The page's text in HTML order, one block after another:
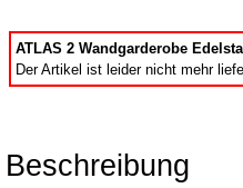
ATLAS 2 Wandgarderobe
Der Artikel ist leider nicht mehr
Beschreibung